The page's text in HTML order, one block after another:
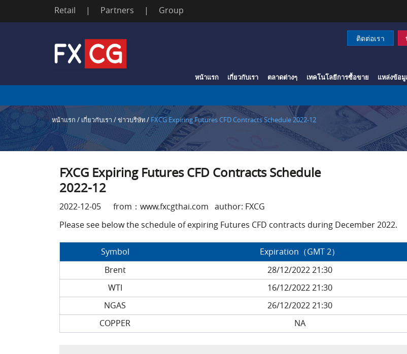
Retail | Partners | Group
ติดต่อเรา
หน้าแรก เกี่ยวกับเรา ตลาดต่างๆ เทคโนโลยีการซื้อขาย แหล่งข้อ
หน้าแรก / เกี่ยวกับเรา /ข่าวบริษัท/FXCG Expiring Futures CFD Contracts Schedule 2022-12
FXCG Expiring Futures CFD Contracts Schedule
2022-12
2022-12-05 from：www.fxcgthai.com author: FXCG
Please see below the schedule of expiring Futures CFD contracts during December 2022.
Symbol
Expiration（GMT 2）
Brent
28/12/2022 21:30
WTI
16/12/2022 21:30
NGAS
26/12/2022 21:30
COPPER
NA